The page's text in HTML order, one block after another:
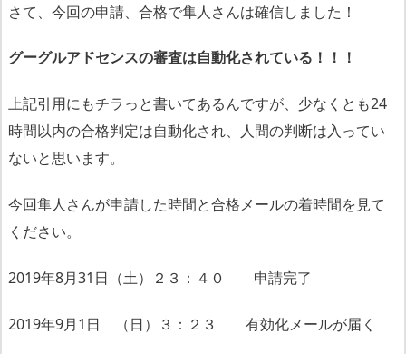
さて、今回の申請、合格で隼人さんは確信しました！
グーグルアドセンスの審査は自動化されている！！！
上記引用にもチラっと書いてあるんですが、少なくとも24
時間以内の合格判定は自動化され、人間の判断は入ってい
ないと思います。
今回隼人さんが申請した時間と合格メールの着時間を見て
ください。
2019年8月31日（土）２３：４０ 申請完了
2019年9月1日 （日）３：２３ 有効化メールが届く